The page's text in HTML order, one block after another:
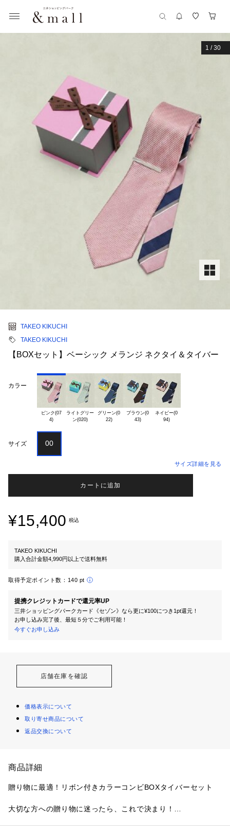
1 /30
TAKEO KIKUCHI
TAKEO KIKUCHI
【BOXセット】ベーシック メランジ ネクタイ＆タイバー
カラー
ピンク(07
ライトグリー
グリーン(0
22)
ブラウン(0
43)
ネイビー(0
94)
サイズ 00
サイズ詳細を見る
カートに追加
¥15,400 税込
TAKEO KIKUCHI
購入合計金額4,990円以上で送料無料
取得予定ポイント数： 140 pt
提携クレジットカードで還元率UP
三井ショッピングパークカード《セゾン》なら更に¥100につき1pt還元！
お申し込み完了後、最短５分でご利用可能！
今すぐお申し込み
店舗在庫を確認
価格表示について
取り寄せ商品について
返品交換について
商品詳細
贈り物に最適！リボン付きカラーコンビBOXタイバーセット
大切な方への贈り物に迷ったら、これで決まり！